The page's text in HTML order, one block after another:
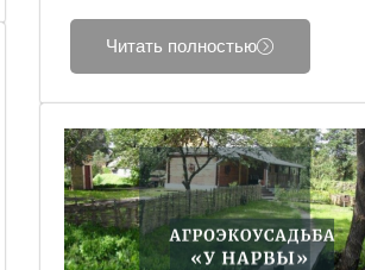
Читать полностью